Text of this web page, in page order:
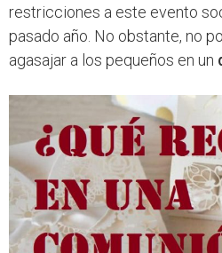
restricciones a este evento
pasado año. No obstante, no
agasajar a los pequeños en un